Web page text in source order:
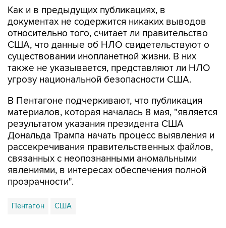
относительно того, считает ли правительство
США, что данные об НЛО свидетельствуют о
существовании инопланетной жизни. В них
также не указывается, представляют ли НЛО
угрозу национальной безопасности США.
В Пентагоне подчеркивают, что публикация
результатом указания президента США
Дональда Трампа начать процесс выявления и
рассекречивания правительственных файлов,
связанных с неопознанными аномальными
явлениями, в интересах обеспечения полной
прозрачности".
Пентагон США